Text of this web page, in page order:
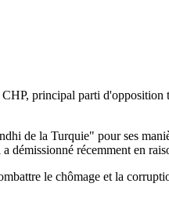
principal parti
de la Turquie" pour ses
démissionné récemment en
le chômage et la